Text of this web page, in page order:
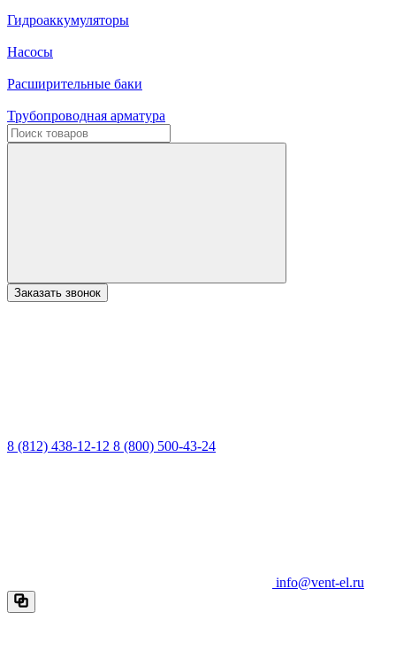
Гидроаккумуляторы
Насосы
Расширительные баки
Трубопроводная арматура
Заказать звонок
8 (812) 438-12-12 8 (800) 500-43-24
info@vent-el.ru